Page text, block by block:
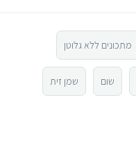
ך
5
מתכונים ללא גלוטן
שום שמן זית